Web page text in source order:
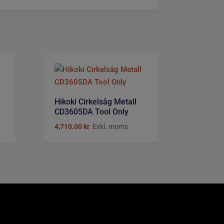
Hikoki Cirkelsåg Metall
CD3605DA Tool Only
4,710.00kr Exkl. moms